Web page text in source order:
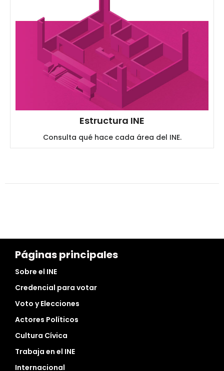
Estructura INE
Consulta qué hace cada área del INE.
Páginas principales
Sobre el INE
Credencial para votar
Voto y Elecciones
Actores Políticos
Cultura Cívica
Trabaja en el INE
Internacional